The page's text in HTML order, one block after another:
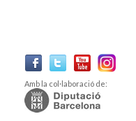
Amb la col·laboració de: